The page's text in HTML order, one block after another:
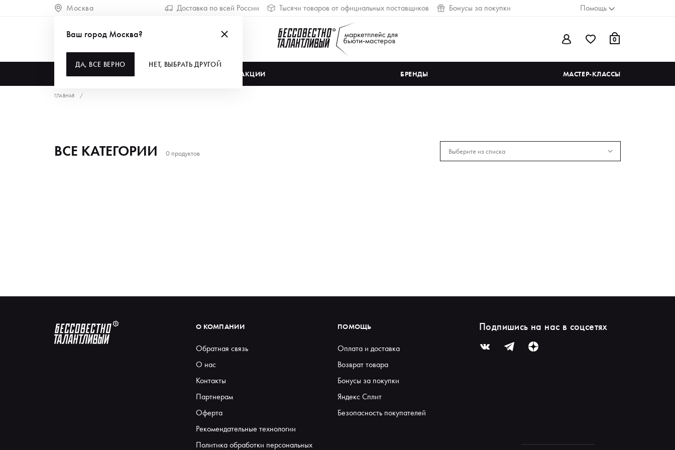
Москва Доставка по всей России Тысячи товаров от официальных поставщиков Бонусы за покупки Помощь
0
АКЦИИ БРЕНДЫ МАСТЕР-КЛАССЫ
Ваш город Москва?
ДА, ВСЕ ВЕРНО НЕТ, ВЫБРАТЬ ДРУГОЙ
ГЛАВНАЯ
ВСЕ КАТЕГОРИИ 0 продуктов Выберите из списка
О КОМПАНИИ
Обратная связь
О нас
Контакты
Партнерам
Оферта
Рекомендательные технологии
Политика обработки персональных
ПОМОЩЬ
Оплата и доставка
Возврат товара
Бонусы за покупки
Яндекс Сплит
Безопасность покупателей
Подпишись на нас в соцсетях